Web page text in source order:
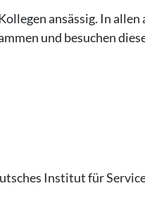
ansässig. In
und besuchen
Institut für